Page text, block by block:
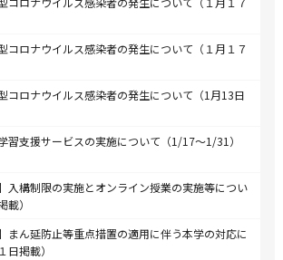
コロナウイルス感染者の発生について（１月１７
コロナウイルス感染者の発生について（1月13日
習支援サービスの実施について（1/17～1/31）
入構制限の実施とオンライン授業の実施等につい
）
まん延防止等重点措置の適用に伴う本学の対応に
日掲載）